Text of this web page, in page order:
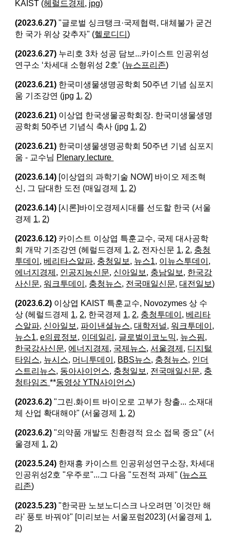
KAIST (헤럴드경제 , jpg)
(2023.6.27) "글로벌 싱크탱크·국제협력, 대체불가 굳건
한 국가 위상 갖추자" (헬로디디)
(2023.6.27) 누리호 3차 성공 담보...카이스트 인공위성
연구소 ‘차세대 소형위성 2호’ (뉴스프리존)
(2023.6.21) 한국미생물생명공학회 50주년 기념 심포지
움 기조강연 (jpg 1, 2)
(2023.6.21) 이상엽 한국생물공학회장. 한국미생물생명
공학회 50주년 기념식 축사 (jpg 1, 2)
(2023.6.21) 한국미생물생명공학회 50주년 기념 심포지
움 - 교수님 Plenary lecture
(2023.6.14) [이상엽의 과학기술 NOW] 바이오 제조혁
신, 그 담대한 도전 (매일경제 1, 2)
(2023.6.14) [시론]바이오경제시대를 선도할 한국 (서울
경제 1, 2)
(2023.6.12) 카이스트 이상엽 특훈교수, 국제 대사공학
회 개막 기조강연 (헤럴드경제 1, 2, 전자신문 1, 2, 충청
투데이 , 베리타스알파, 충청일보 , 뉴스1, 이뉴스투데이 ,
에너지경제 , 인공지능신문, 신아일보 , 충남일보 , 한국강
사신문,워크투데이 , 충청뉴스, 전국매일신문,대전일보)
(2023.6.2) 이상엽 KAIST 특훈교수, Novozymes 상 수
상 (헤럴드경제 1, 2, 한국경제 1, 2, 충청투데이 , 베리타
스알파, 신아일보 , 파이낸셜뉴스,대학저널,워크투데이 ,
뉴스1,e의료정보 , 이데일리 , 글로벌이코노믹, 뉴스핌,
한국강사신문, 에너지경제 , 국제뉴스,서울경제 , 디지털
타임스, 뉴시스, 머니투데이 , BBS뉴스, 충청뉴스, 인더
스트리뉴스, 동아사이언스, 충청일보 , 전국매일신문, 충
청타임즈**동영상 YTN사이언스)
(2023.6.2) "그린.화이트 바이오로 고부가 창출... 소재대
체 산업 확대해야" (서울경제 1, 2)
(2023.6.2) "의약품 개발도 친환경적 요소 접목 중요" (서
울경제 1, 2)
(2023.5.24) 한재흥 카이스트 인공위성연구소장, 차세대
인공위성2호 "우주로"...그 다음 "도전적 과제" (뉴스프
리존)
(2023.5.23) "한국판 노보노디스크 나오려면 '이것만 해
라' 풍토 바꿔야" [미리보는 서울포럼2023] (서울경제 1,
2)